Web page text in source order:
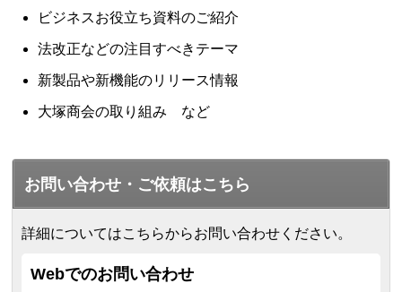
ビジネスお役立ち資料のご紹介
法改正などの注目すべきテーマ
新製品や新機能のリリース情報
大塚商会の取り組み など
お問い合わせ・ご依頼はこちら
詳細についてはこちらからお問い合わせください。
Webでのお問い合わせ